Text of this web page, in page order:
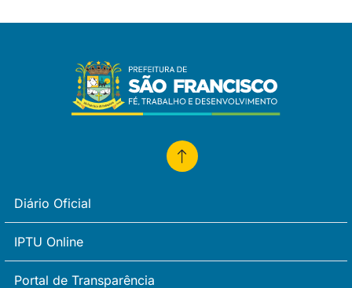
Diário Oficial
IPTU Online
Portal de Transparência